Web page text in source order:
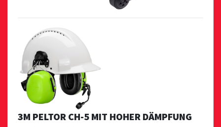
3M PELTOR CH-5 MIT HOHER DÄMPFUNG